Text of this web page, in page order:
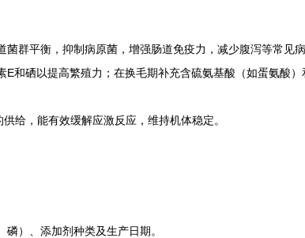
群平衡，抑制病原菌，增强肠道免疫力，减少腹泻等常见病
和硒以提高繁殖力；在换毛期补充含硫氨基酸（如蛋氨酸
给，能有效缓解应激反应，维持机体稳定。
）、添加剂种类及生产日期。